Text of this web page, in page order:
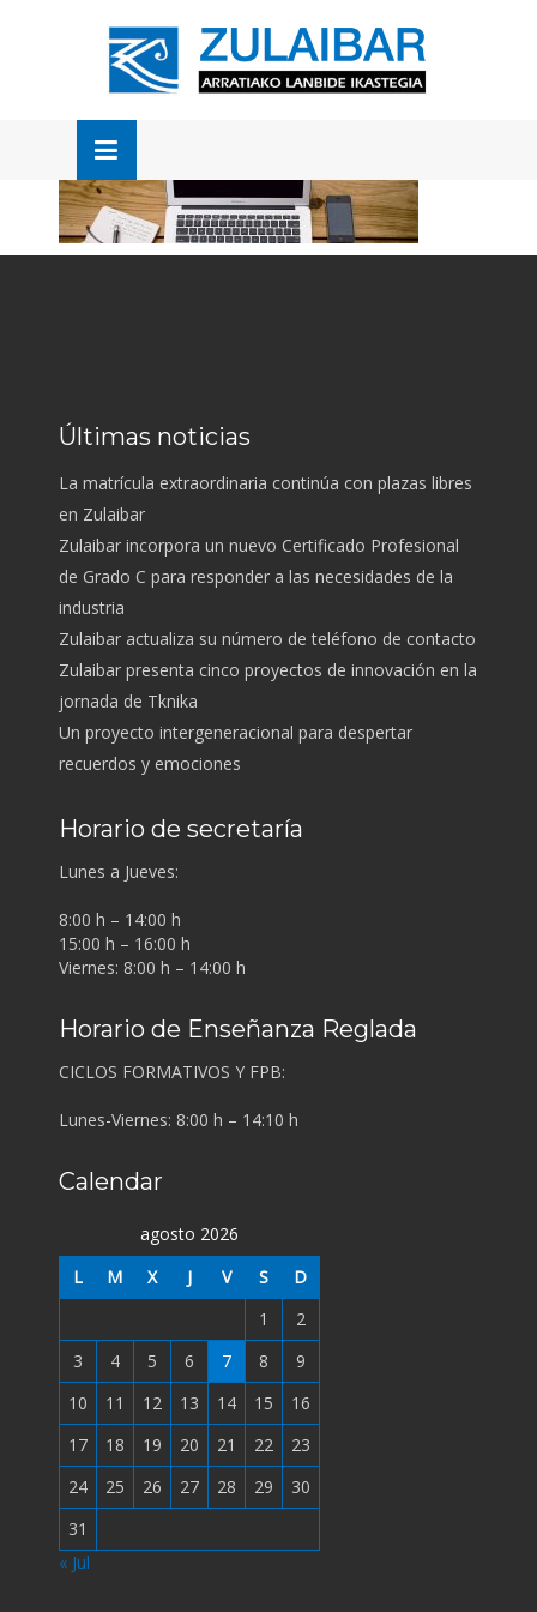
Últimas noticias
La matrícula extraordinaria continúa con plazas libres
en Zulaibar
Zulaibar incorpora un nuevo Certificado Profesional
de Grado C para responder a las necesidades de la
industria
Zulaibar actualiza su número de teléfono de contacto
Zulaibar presenta cinco proyectos de innovación en la
jornada de Tknika
Un proyecto intergeneracional para despertar
recuerdos y emociones
Horario de secretaría
Lunes a Jueves:
8:00 h – 14:00 h
15:00 h – 16:00 h
Viernes: 8:00 h – 14:00 h
Horario de Enseñanza Reglada
CICLOS FORMATIVOS Y FPB:
Lunes-Viernes: 8:00 h – 14:10 h
Calendar
agosto 2026
L
M X J V S
D
1
2
3
4 5 6 7 8
9
10
11 12 13 14 15
16
17
18 19 20 21 22
23
24
25 26 27 28 29
30
31
« Jul